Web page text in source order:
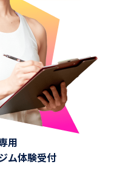
用
ム体験受付